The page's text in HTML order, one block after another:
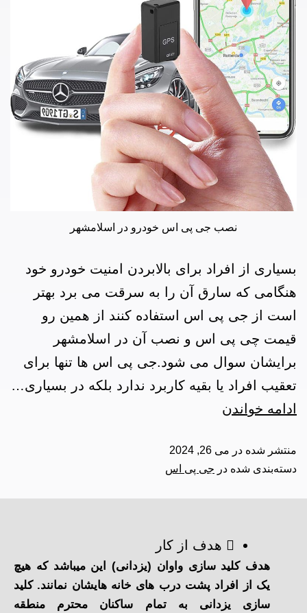
نصب جی پی اس خودرو در اسلامشهر
بسیاری از افراد برای بالابردن امنیت خودرو خود
هنگامی که سارق آن را به سرقت می برد بهتر
است از جی پی اس استفاده کنند از همین رو
قیمت چی پی اس و نصب آن در اسلامشهر
برایشان سوال می شود.جی پی اس ها تنها برای
تعقیب افراد یا بقیه کاربرد ندارد بلکه در بسیاری…
ادامه خواندن
منتشر شده در می 26, 2024
دسته‌بندی شده در جی پی اس
هدف از کار
هدف کلید سازی واوان (یزدانی) این میباشد که هیچ
یک از افراد پشت درب های خانه هایشان نمانند. کلید
سازی یزدانی به تمام ساکنان محترم منطقه